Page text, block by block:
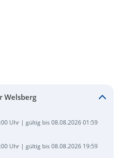
Welsberg
Uhr | gültig bis 08.08.2026 01:59
Uhr | gültig bis 08.08.2026 19:59